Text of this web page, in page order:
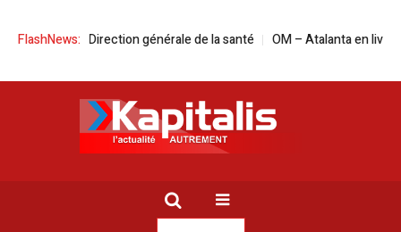
FlashNews:
de la Direction générale de la santé OM – Atalanta en live